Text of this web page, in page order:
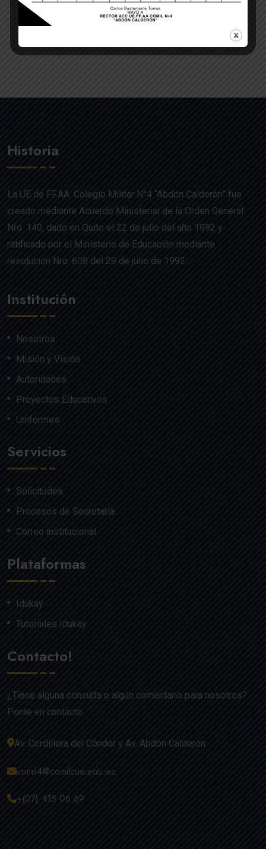
Historia
La UE de FF.AA. Colegio Militar N°4 “Abdón Calderón” fue
creado mediante Acuerdo Ministerial de la Orden General
Nro. 140, dado en Quito el 22 de julio del año 1992 y
ratificado por el Ministerio de Educación mediante
resolución Nro. 608 del 29 de julio de 1992.
Institución
Nosotros
Misión y Visión
Autoridades
Proyectos Educativos
Uniformes
Servicios
Solicitudes
Procesos de Secretaría
Correo institucional
Plataformas
Idukay
Tutoriales Idukay
Contacto!
¿Tiene alguna consulta o algún comentario para nosotros?
Ponte en contacto
Av. Cordillera del Cóndor y Av. Abdón Calderón
comil4@comilcue.edu.ec
+(07) 415 06 69